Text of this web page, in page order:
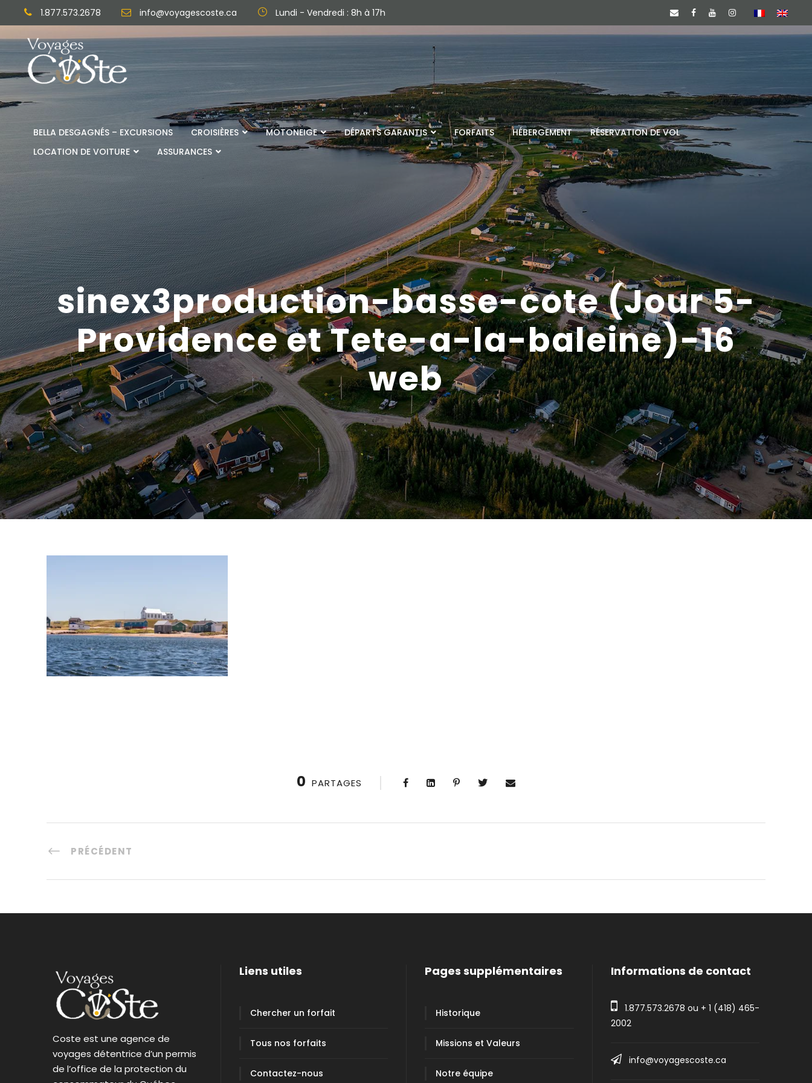
1.877.573.2678 info@voyagescoste.ca Lundi - Vendredi : 8h à 17h
BELLA DESGAGNÉS – EXCURSIONS CROISIÈRES MOTONEIGE DÉPARTS GARANTIS FORFAITS HÉBERGEMENT
RÉSERVATION DE VOL
LOCATION DE VOITURE
ASSURANCES
sinex3production-basse-cote (Jour 5-
Providence et Tete-a-la-baleine)-16
web
0 PARTAGES
PRÉCÉDENT
Coste est une agence de
voyages détentrice d’un permis
de l’office de la protection du
Liens utiles
Chercher un forfait
Tous nos forfaits
Contactez-nous
Pages supplémentaires
Historique
Missions et Valeurs
Notre équipe
Informations de contact
1.877.573.2678 ou + 1 (418) 465-
2002
info@voyagescoste.ca